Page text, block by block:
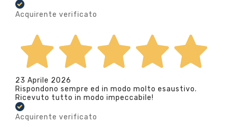
Acquirente verificato
23 Aprile 2026
Rispondono sempre ed in modo molto esaustivo.
Ricevuto tutto in modo impeccabile!
Acquirente verificato